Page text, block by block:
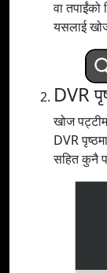
वा तपाईंको
यसलाई
DVR
खोज
DVR
सहित कुनै